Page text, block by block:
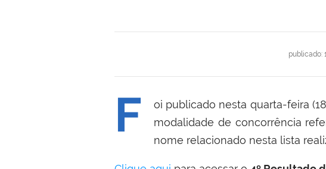
publicado:
F oi publicado nesta quarta-feira
modalidade de concorrência
nome relacionado nesta lista